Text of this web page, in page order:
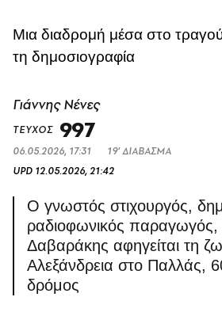
Μια διαδρομή μέσα στο
τη δημοσιογραφία
Γιάννης Νένες
ΤΕΥΧΟΣ 997
06.05.2026, 17:31
19’ ΔΙΑΒΑΣΜΑ
UPD 12.05.2026, 21:42
O γνωστός στιχουργός,
ραδιοφωνικός παραγωγός,
Δαβαράκης αφηγείται τη
Αλεξάνδρεια στο Παλλάς,
δρόμος